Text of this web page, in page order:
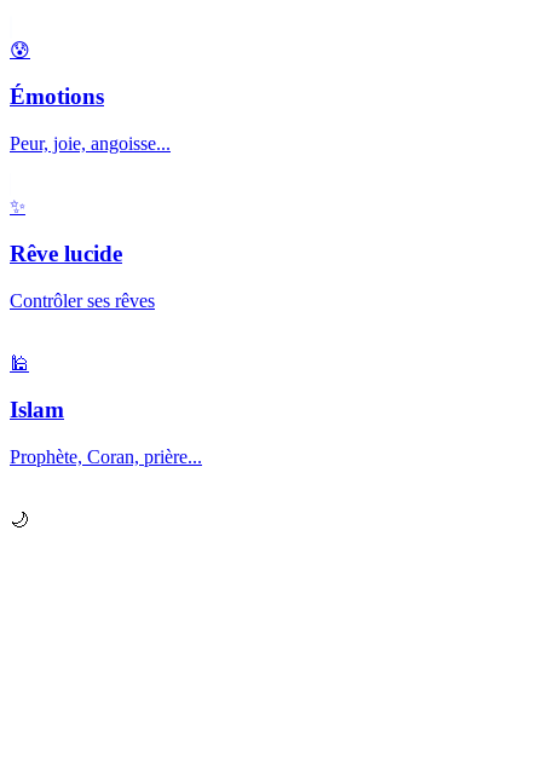
😰
Émotions
Peur, joie, angoisse...
✨
Rêve lucide
Contrôler ses rêves
🕌
Islam
Prophète, Coran, prière...
🌙